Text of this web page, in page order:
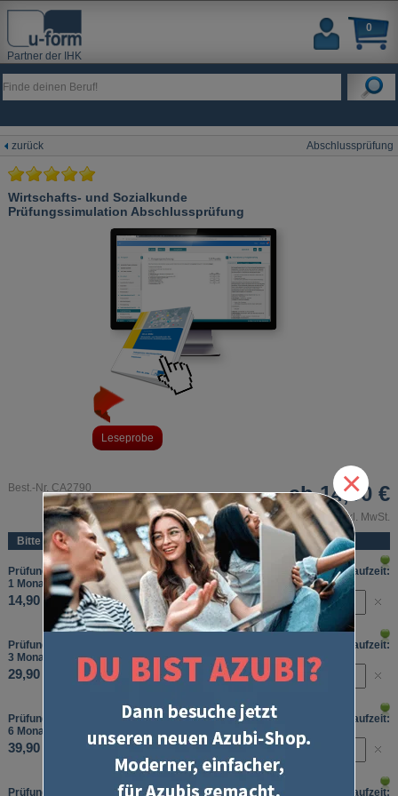
Partner der IHK
0
zurück Abschlussprüfung
Wirtschafts- und Sozialkunde
Prüfungssimulation Abschlussprüfung
Leseprobe
Best.-Nr. CA2790 ab14,90 €
inkl. MwSt.
Bitte wählen Sie:
Prüfungstraining Abschlussprüfung, Wirtschafts- und Sozialkunde, Laufzeit:
1 Monat
14,90 €
Prüfungstraining Abschlussprüfung, Wirtschafts- und Sozialkunde, Laufzeit:
3 Monate
29,90 €
Prüfungstraining Abschlussprüfung, Wirtschafts- und Sozialkunde, Laufzeit:
6 Monate
39,90 €
Prüfungstraining Abschlussprüfung, Wirtschafts- und Sozialkunde, Laufzeit:
×